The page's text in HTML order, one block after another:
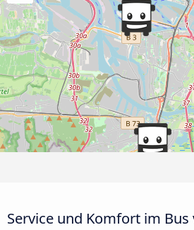
Service und Komfort im Bus